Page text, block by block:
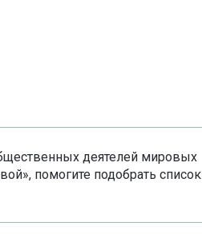
деятелей мировых
помогите подобрать список